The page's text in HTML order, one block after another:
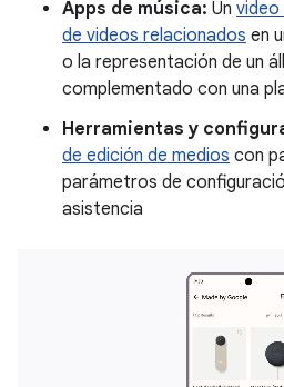
Apps de música: Un video
de videos relacionados en
o la representación de un
complementado con una
Herramientas y
de edición de medios con
parámetros de
asistencia